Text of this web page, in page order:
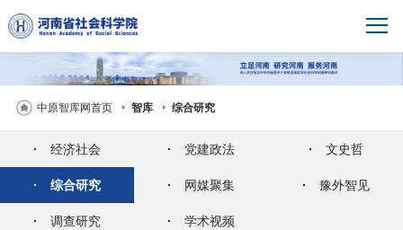
中原智库网首页 智库 综合研究
· 经济社会 · 党建政法 · 文史哲
· 综合研究 · 网媒聚集 · 豫外智见
· 调查研究 · 学术视频